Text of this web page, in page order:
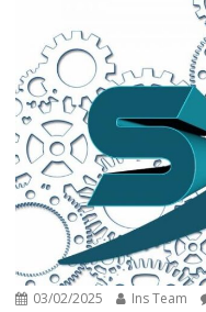
03/02/2025 Ins Team